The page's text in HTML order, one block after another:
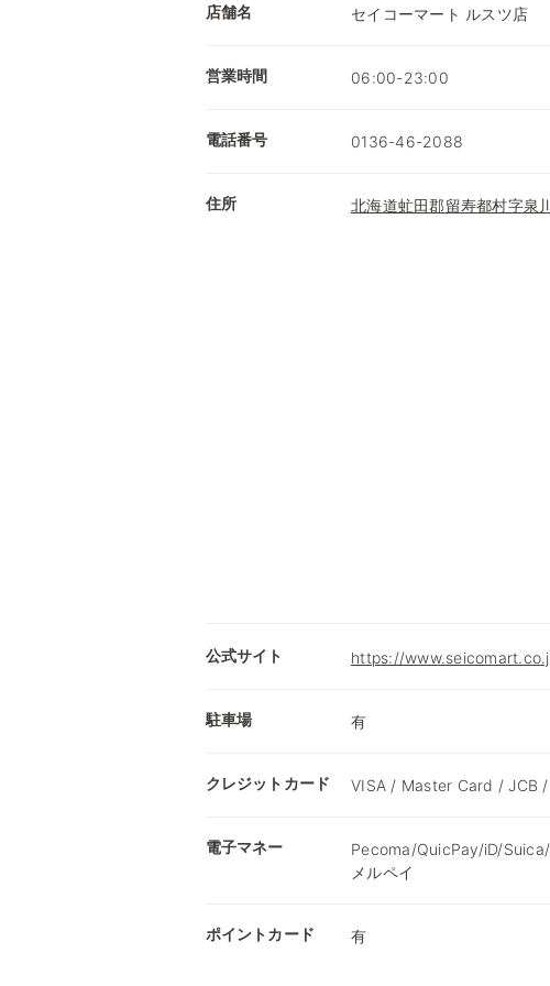
店舗名 セイコーマート ルスツ店
営業時間 06:00-23:00
電話番号 0136-46-2088
住所 北海道虻田郡留寿都村字泉
公式サイト https://
駐車場 有
クレジットカード VISA / Master Card / JCB
電子マネー
Pecoma/QuicPay/iD/
メルペイ
ポイントカード 有